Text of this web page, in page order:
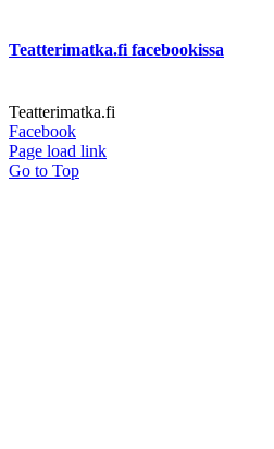
Teatterimatka.fi facebookissa
Teatterimatka.fi
Facebook
Page load link
Go to Top